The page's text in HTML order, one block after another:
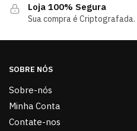
Loja 100% Segura
Sua compra é
SOBRE NÓS
Sobre-nós
Minha Conta
Contate-nos